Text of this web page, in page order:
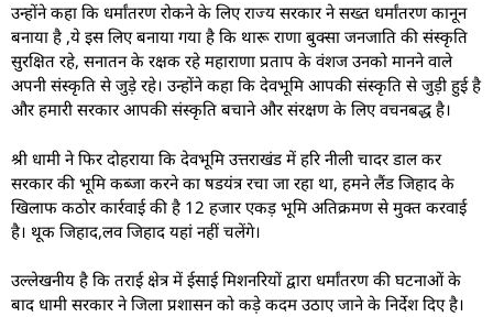
उन्होंने कहा कि धर्मांतरण रोकने के लिए राज्य सरकार ने सख्त धर्मांतरण कानून
बनाया है ,ये इस लिए बनाया गया है कि थारू राणा बुक्सा जनजाति की संस्कृति
सुरक्षित रहे, सनातन के रक्षक रहे महाराणा प्रताप के वंशज उनको मानने वाले
अपनी संस्कृति से जुड़े रहे। उन्होंने कहा कि देवभूमि आपकी संस्कृति से जुड़ी हुई है
और हमारी सरकार आपकी संस्कृति बचाने और संरक्षण के लिए वचनबद्ध है।
श्री धामी ने फिर दोहराया कि देवभूमि उत्तराखंड में हरि नीली चादर डाल कर
सरकार की भूमि कब्जा करने का षडयंत्र रचा जा रहा था, हमने लैंड जिहाद के
खिलाफ कठोर कार्रवाई की है 12 हजार एकड़ भूमि अतिक्रमण से मुक्त करवाई
है। थूक जिहाद,लव जिहाद यहां नहीं चलेंगे।
उल्लेखनीय है कि तराई क्षेत्र में ईसाई मिशनरियों द्वारा धर्मांतरण की घटनाओं के
बाद धामी सरकार ने जिला प्रशासन को कड़े कदम उठाए जाने के निर्देश दिए है।